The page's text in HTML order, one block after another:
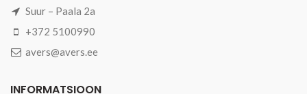
Suur – Paala 2a
+372 5100990
avers@avers.ee
INFORMATSIOON